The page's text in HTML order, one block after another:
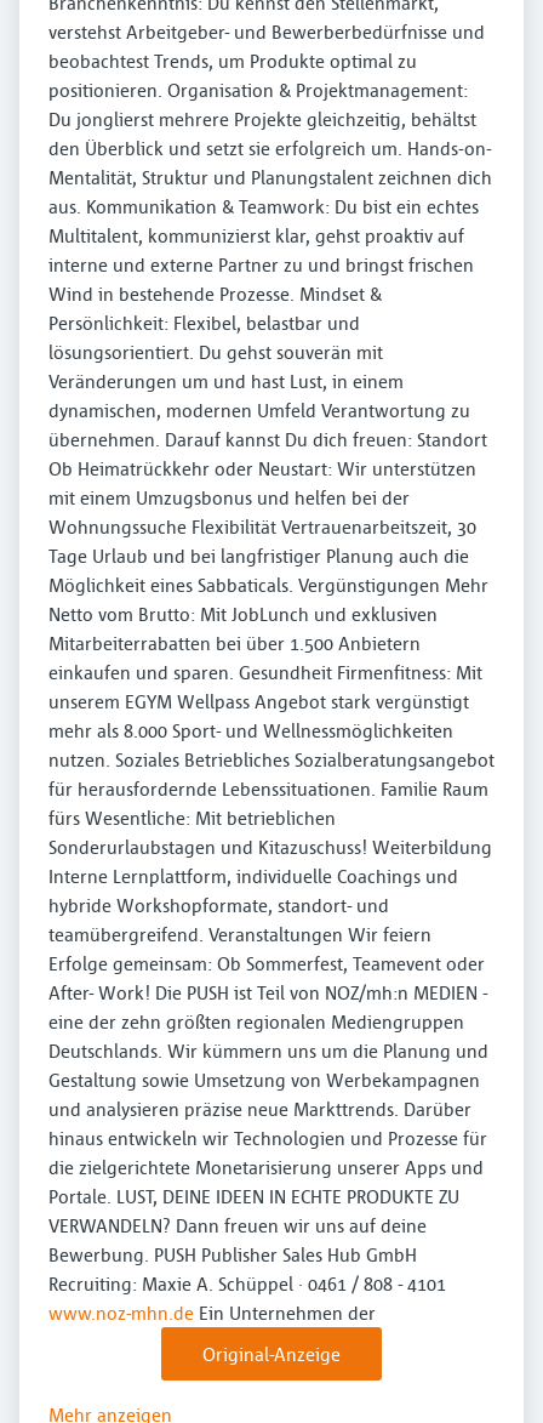
verstehst Arbeitgeber- und Bewerberbedürfnisse und
beobachtest Trends, um Produkte optimal zu
positionieren. Organisation & Projektmanagement:
Du jonglierst mehrere Projekte gleichzeitig, behältst
den Überblick und setzt sie erfolgreich um. Hands-on-
Mentalität, Struktur und Planungstalent zeichnen dich
aus. Kommunikation & Teamwork: Du bist ein echtes
Multitalent, kommunizierst klar, gehst proaktiv auf
interne und externe Partner zu und bringst frischen
Wind in bestehende Prozesse. Mindset &
Persönlichkeit: Flexibel, belastbar und
lösungsorientiert. Du gehst souverän mit
Veränderungen um und hast Lust, in einem
dynamischen, modernen Umfeld Verantwortung zu
übernehmen. Darauf kannst Du dich freuen: Standort
Ob Heimatrückkehr oder Neustart: Wir unterstützen
mit einem Umzugsbonus und helfen bei der
Wohnungssuche Flexibilität Vertrauenarbeitszeit, 30
Tage Urlaub und bei langfristiger Planung auch die
Möglichkeit eines Sabbaticals. Vergünstigungen Mehr
Netto vom Brutto: Mit JobLunch und exklusiven
Mitarbeiterrabatten bei über 1.500 Anbietern
einkaufen und sparen. Gesundheit Firmenfitness: Mit
unserem EGYM Wellpass Angebot stark vergünstigt
mehr als 8.000 Sport- und Wellnessmöglichkeiten
nutzen. Soziales Betriebliches Sozialberatungsangebot
für herausfordernde Lebenssituationen. Familie Raum
fürs Wesentliche: Mit betrieblichen
Sonderurlaubstagen und Kitazuschuss! Weiterbildung
Interne Lernplattform, individuelle Coachings und
hybride Workshopformate, standort- und
teamübergreifend. Veranstaltungen Wir feiern
Erfolge gemeinsam: Ob Sommerfest, Teamevent oder
After- Work! Die PUSH ist Teil von NOZ/mh:n MEDIEN -
eine der zehn größten regionalen Mediengruppen
Deutschlands. Wir kümmern uns um die Planung und
Gestaltung sowie Umsetzung von Werbekampagnen
und analysieren präzise neue Markttrends. Darüber
hinaus entwickeln wir Technologien und Prozesse für
die zielgerichtete Monetarisierung unserer Apps und
Portale. LUST, DEINE IDEEN IN ECHTE PRODUKTE ZU
VERWANDELN? Dann freuen wir uns auf deine
Bewerbung. PUSH Publisher Sales Hub GmbH
Recruiting: Maxie A. Schüppel · 0461 / 808 - 4101
www.noz-mhn.de Ein Unternehmen der
Original-Anzeige
Mehr anzeigen